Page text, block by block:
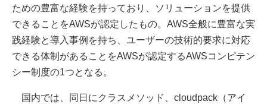
ための豊富な経験を持っており、ソリューションを提供
できることをAWSが認定したもの。AWS全般に豊富な実
践経験と導入事例を持ち、ユーザーの技術的要求に対応
できる体制があることをAWSが認定するAWSコンピテン
シー制度の1つとなる。
国内では、同日にクラスメソッド、cloudpack（アイ